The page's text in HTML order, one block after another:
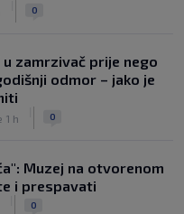
0
zamrzivač prije nego
odmor – jako je
1 h 0
Muzej na otvorenom
i prespavati
0